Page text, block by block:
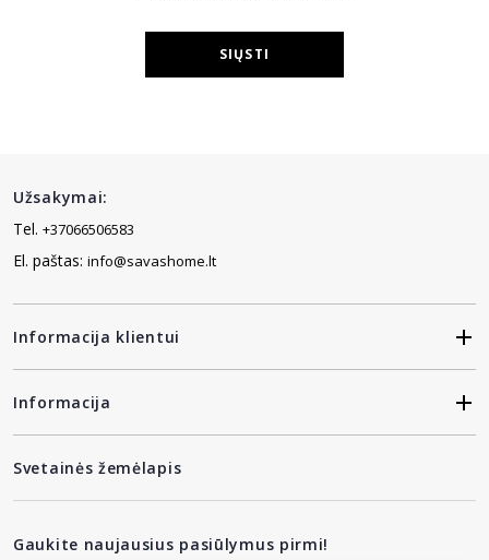
SIŲSTI
Užsakymai:
Tel. +37066506583
El. paštas: info@savashome.lt
Informacija klientui
Informacija
Svetainės žemėlapis
Gaukite naujausius pasiūlymus pirmi!